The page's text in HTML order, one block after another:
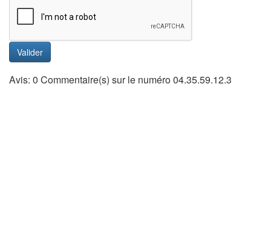
Valider
Avis: 0 Commentaire(s) sur le numéro 04.35.59.12.3